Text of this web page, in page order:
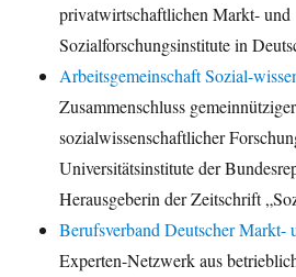
privatwirtschaftlichen Markt- und
Sozialforschungsinstitute in
Arbeitsgemeinschaft Sozial-
Zusammenschluss gemeinnütziger
sozialwissenschaftlicher
Universitätsinstitute der
Herausgeberin der Zeitschrift
Berufsverband Deutscher Markt-
Experten-Netzwerk aus